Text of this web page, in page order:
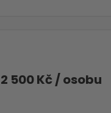
2 500 Kč/ osobu